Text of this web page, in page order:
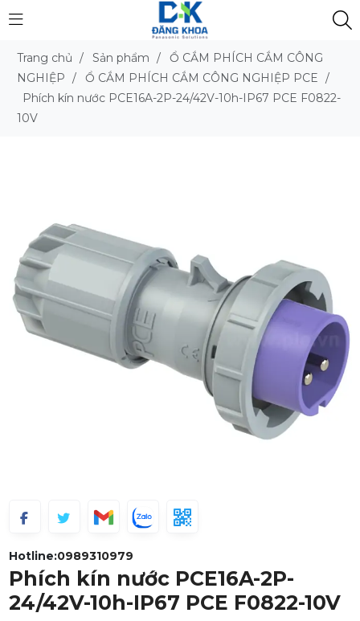
Trang chủ / Sản phẩm /
Ổ CẮM PHÍCH CẮM CÔNG
NGHIỆP / Ổ CẮM PHÍCH CẮM CÔNG NGHIỆP PCE /
Phích kín nước PCE16A-2P-24/42V-10h-IP67 PCE F0822-
10V
Hotline:0989310979
Phích kín nước PCE16A-2P-
24/42V-10h-IP67 PCE F0822-10V